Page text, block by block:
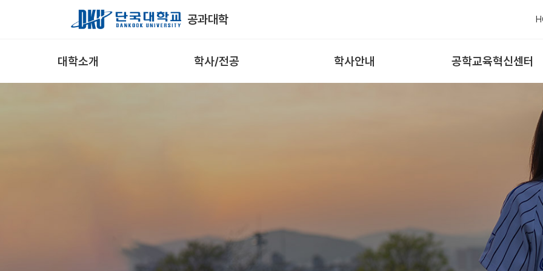
Skip to Main Content
공과대학
대학소개 학사/전공 학사안내 공학교육혁신센터